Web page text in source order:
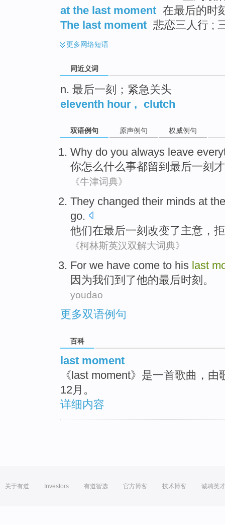
at the last moment 在最后的时
The last moment 悲恋三人行 ;
更多网络短语
同近义词
n. 最后一刻；紧急关头
eleventh hour , clutch
双语例句 原声例句 权威例句
Why do you always leave
你怎么什么事都留到 最后一刻
《牛津词典》
They changed their minds at
go.
他们在最后一刻 改变了主意 ，
《柯林斯英汉双解大词典》
For we have come to his last
因为我们到了他的最后时刻 。
youdao
更多双语例句
百科
last moment
《last moment》是一首歌曲，
12月。
详细内容
关于有道 Investors 有道智选 官方博客 技术博客 诚聘英才